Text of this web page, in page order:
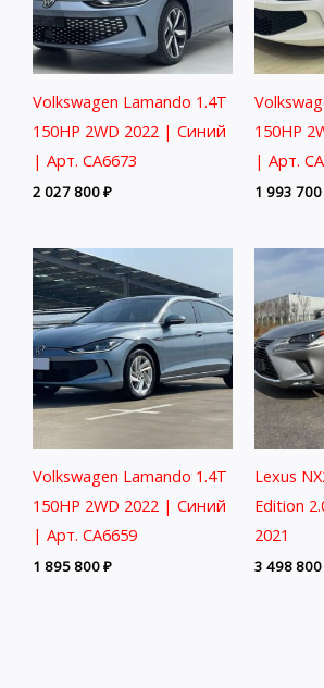
Volkswagen Lamando 1.4T
150HP 2WD 2022 | Синий
| Арт. CA6673
2 027 800₽
150HP
| Арт.
1 993 700
Volkswagen Lamando 1.4T
150HP 2WD 2022 | Синий
| Арт. CA6659
1 895 800₽
Lexus
Edition
2021
3 498 800